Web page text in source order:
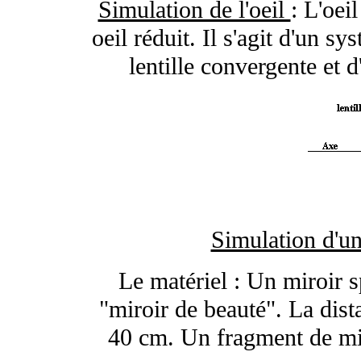
Simulation de l'oeil : L'oeil
oeil réduit. Il s'agit d'un
lentille convergente et
Simulation
Le matériel : Un miroir
"miroir de beauté". La
40 cm. Un fragment de